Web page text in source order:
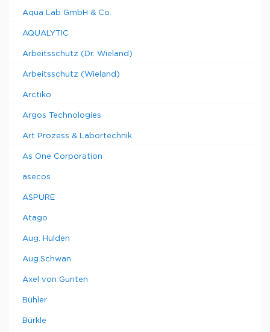
Aqua Lab GmbH & Co.
AQUALYTIC
Arbeitsschutz (Dr. Wieland)
Arbeitsschutz (Wieland)
Arctiko
Argos Technologies
Art Prozess & Labortechnik
As One Corporation
asecos
ASPURE
Atago
Aug. Hulden
Aug.Schwan
Axel von Gunten
Bühler
Bürkle